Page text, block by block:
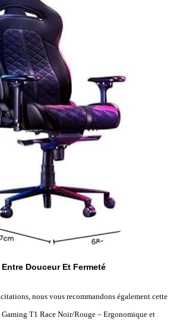
Douceur Et Fermeté
nous vous recommandons également cette
T1 Race Noir/Rouge – Ergonomique et